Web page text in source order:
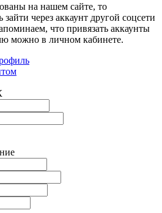
на нашем сайте, то
через аккаунт другой соцсети
что привязать аккаунты
ваших соцсетей к профилю можно в личном кабинете.